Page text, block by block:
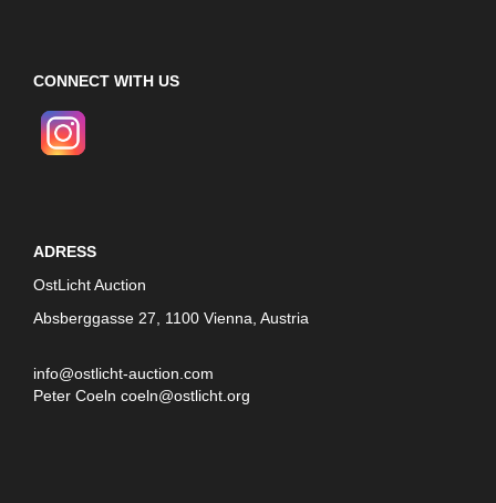
CONNECT WITH US
ADRESS
OstLicht Auction
Absberggasse 27, 1100 Vienna, Austria
info@ostlicht-auction.com
Peter Coeln coeln@ostlicht.org